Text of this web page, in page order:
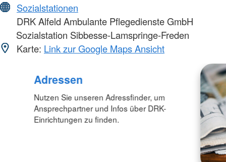
Sozialstationen
DRK Alfeld Ambulante Pflegedienste GmbH
Sozialstation Sibbesse-Lamspringe-Freden
Karte: Link zur Google Maps Ansicht
Adressen
Nutzen Sie unseren Adressfinder, um
Ansprechpartner und Infos über DRK-
Einrichtungen zu finden.